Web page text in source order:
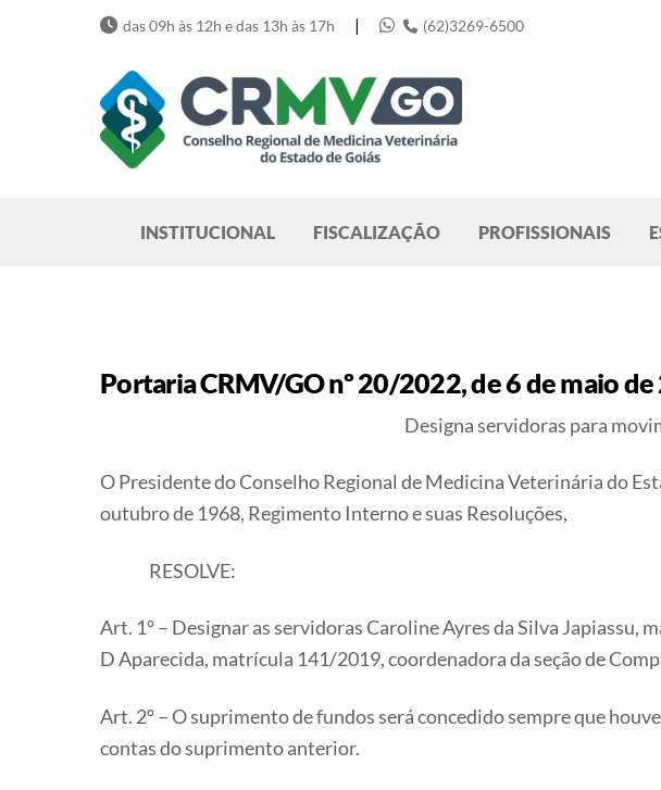
das 09h às 12h e das 13h às 17h | (62)3269-6500
INSTITUCIONAL FISCALIZAÇÃO PROFISSIONAIS
Portaria CRMV/GO nº 20/2022, de 6 de maio
Designa servidoras para
O Presidente do Conselho Regional de Medicina Veterinária do
outubro de 1968, Regimento Interno e suas Resoluções,
RESOLVE:
Art. 1º – Designar as servidoras Caroline Ayres da Silva
D Aparecida, matrícula 141/2019, coordenadora da seção de
Art. 2º – O suprimento de fundos será concedido sempre que
contas do suprimento anterior.